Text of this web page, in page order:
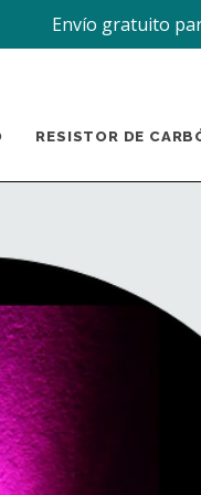
Envío gratuito
RESISTOR DE